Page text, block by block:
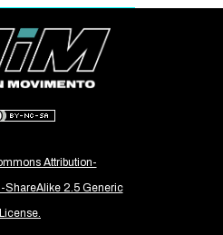
Attribution-
ShareAlike 2.5 Generic
License.